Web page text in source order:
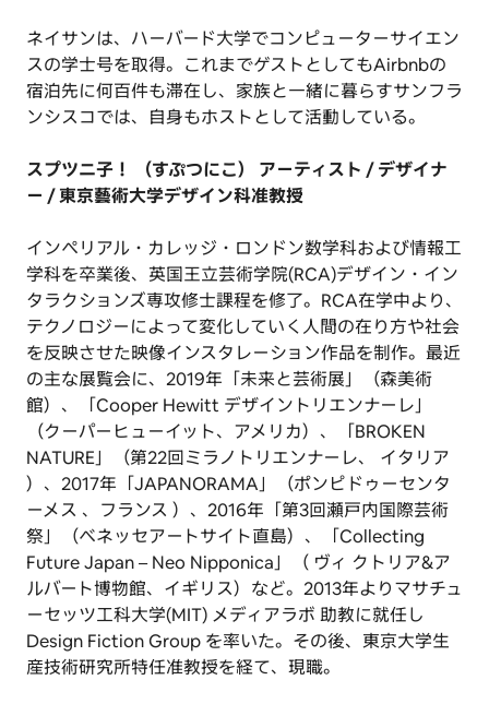
ネイサンは、ハーバード大学でコンピューターサイエン
スの学士号を取得。これまでゲストとしてもAirbnbの
宿泊先に何百件も滞在し、家族と一緒に暮らすサンフラ
ンシスコでは、自身もホストとして活動している。
スプツニ子！ （すぷつにこ） アーティスト / デザイナ
ー / 東京藝術大学デザイン科准教授
インペリアル・カレッジ・ロンドン数学科および情報工
学科を卒業後、英国王立芸術学院(RCA)デザイン・イン
タラクションズ専攻修士課程を修了。RCA在学中より、
テクノロジーによって変化していく人間の在り方や社会
を反映させた映像インスタレーション作品を制作。最近
の主な展覧会に、2019年「未来と芸術展」（森美術
館）、「Cooper Hewitt デザイントリエンナーレ」
（クーパーヒューイット、アメリカ）、「BROKEN
NATURE」（第22回ミラノトリエンナーレ、 イタリア
）、2017年「JAPANORAMA」（ポンピドゥーセンタ
ーメス 、フランス ）、2016年「第3回瀬戸内国際芸術
祭」（ベネッセアートサイト直島）、「Collecting
Future Japan – Neo Nipponica」（ ヴィ クトリア&ア
ルバート博物館、イギリス）など。2013年よりマサチュ
ーセッツ工科大学(MIT) メディアラボ 助教に就任し
Design Fiction Group を率いた。その後、東京大学生
産技術研究所特任准教授を経て、現職。